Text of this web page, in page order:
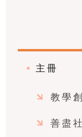
主冊
教學
善盡